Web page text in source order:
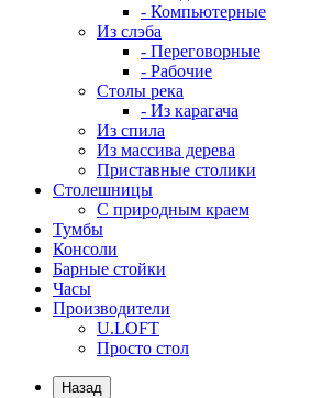
- Компьютерные
Из слэба
- Переговорные
- Рабочие
Столы река
- Из карагача
Из спила
Из массива дерева
Приставные столики
Столешницы
С природным краем
Тумбы
Консоли
Барные стойки
Часы
Производители
U.LOFT
Просто стол
Назад